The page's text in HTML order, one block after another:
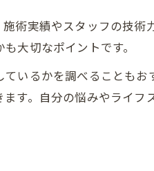
術実績やスタッフの技
大切なポイントです。
いるかを調べることも
す。自分の悩みやライ